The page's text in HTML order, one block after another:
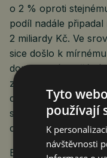
o 2 % oproti
podíl nadále
2 miliardy Kč. Ve
sice došlo k
dominantní součástí
zaznamenalo také
cestovní pojištění
souvisí se
cesty před
Běžně placené
Tyto
používají
K
návštěvnosti